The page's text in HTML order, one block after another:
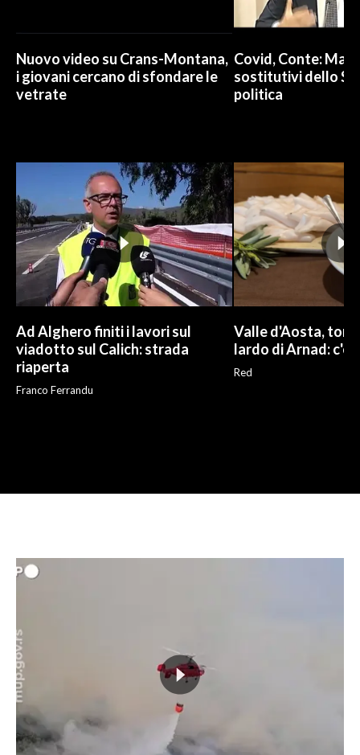
Nuovo video su Crans-Montana,
i giovani cercano di sfondare le
vetrate
Covid, Conte: Mai
sostitutivi dello
politica
Ad Alghero finiti i lavori sul
viadotto sul Calich: strada
riaperta
Franco Ferrandu
Valle d'Aosta,
lardo di Arnad: c'è
Red